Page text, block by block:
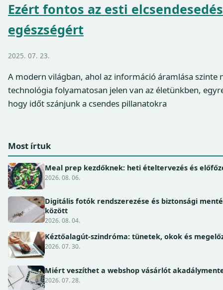
Ezért fontos az esti
egészségért
2025. 07. 23.
A modern világban, ahol az információ áramlása szinte
technológia folyamatosan jelen van az életünkben,
hogy időt szánjunk a csendes pillanatokra
Most írtuk
Meal prep kezdőknek: heti ételtervezés és
2026. 08. 06.
Digitális fotók rendszerezése és biztonsági
között
2026. 08. 04.
Kéztőalagút-szindróma: tünetek, okok és
2026. 07. 30.
Miért veszíthet a webshop vásárlót
2026. 07. 28.